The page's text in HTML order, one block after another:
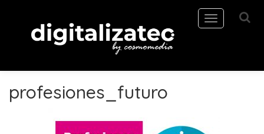
Toggle
navigation
profesiones_futuro